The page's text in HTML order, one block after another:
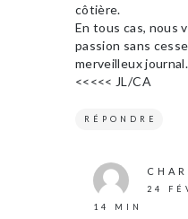
côtière.
En tous cas, nous
passion sans
merveilleux
<<<<< JL/CA
RÉPONDRE
24
14 MIN